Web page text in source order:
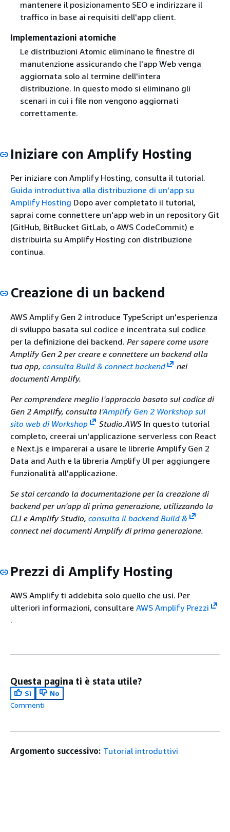
mantenere il posizionamento SEO e indirizzare il
traffico in base ai requisiti dell'app client.
Implementazioni atomiche
Le distribuzioni Atomic eliminano le finestre di
manutenzione assicurando che l'app Web venga
aggiornata solo al termine dell'intera
distribuzione. In questo modo si eliminano gli
scenari in cui i file non vengono aggiornati
correttamente.
Iniziare con Amplify Hosting
Per iniziare con Amplify Hosting, consulta il tutorial.
Guida introduttiva alla distribuzione di un'app su
Amplify Hosting Dopo aver completato il tutorial,
saprai come connettere un'app web in un repository Git
(GitHub, BitBucket GitLab, o AWS CodeCommit) e
distribuirla su Amplify Hosting con distribuzione
continua.
Creazione di un backend
AWS Amplify Gen 2 introduce TypeScript un'esperienza
di sviluppo basata sul codice e incentrata sul codice
per la definizione dei backend. Per sapere come usare
Amplify Gen 2 per creare e connettere un backend alla
tua app, consulta Build & connect backend
nei
documenti Amplify.
Per comprendere meglio l'approccio basato sul codice di
Gen 2 Amplify, consulta l'Amplify Gen 2 Workshop sul
sito web di Workshop
Studio.AWS In questo tutorial
completo, creerai un'applicazione serverless con React
e Next.js e imparerai a usare le librerie Amplify Gen 2
Data and Auth e la libreria Amplify UI per aggiungere
funzionalità all'applicazione.
Se stai cercando la documentazione per la creazione di
backend per un'app di prima generazione, utilizzando la
CLI e Amplify Studio, consulta il backend Build &
connect nei documenti Amplify di prima generazione.
Prezzi di Amplify Hosting
AWS Amplify ti addebita solo quello che usi. Per
ulteriori informazioni, consultare AWS Amplify Prezzi
.
Questa pagina ti è stata utile?
Sì
No
Commenti
Argomento successivo: Tutorial introduttivi